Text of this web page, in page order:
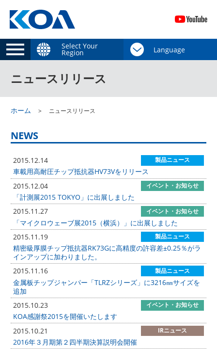
Select Your
Region
ニュースリリース
ホーム ニュースリリース
NEWS
2015.12.14 製品ニュース
車載用高耐圧チップ抵抗器HV73Vをリリース
2015.12.04
イベント・お知らせ
「計測展2015 TOKYO」に出展しました
2015.11.27
イベント・お知らせ
「マイクロウェーブ展2015（横浜）」に出展しました
2015.11.19
製品ニュース
精密級厚膜チップ抵抗器RK73Gに高精度の許容差±0.25％がラ
インアップに加わりました。
2015.11.16
製品ニュース
金属板チップジャンパー「TLRZシリーズ」に3216㎜サイズを
追加
2015.10.23
イベント・お知らせ
KOA感謝祭2015を開催いたします
2015.10.21
IRニュース
2016年３月期第２四半期決算説明会開催